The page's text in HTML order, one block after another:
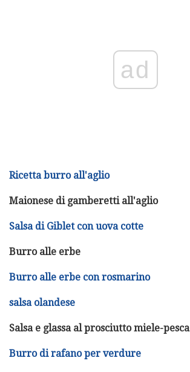
ad
Ricetta burro all'aglio
Maionese di gamberetti all'aglio
Salsa di Giblet con uova cotte
Burro alle erbe
Burro alle erbe con rosmarino
salsa olandese
Salsa e glassa al prosciutto miele-pesca
Burro di rafano per verdure